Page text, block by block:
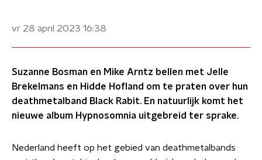
vr 28 april 2023 16:38
Suzanne Bosman en Mike Arntz bellen met Jelle
Brekelmans en Hidde Hofland om te praten over hun
deathmetalband Black Rabit. En natuurlijk komt het
nieuwe album Hypnosomnia uitgebreid ter sprake.
Nederland heeft op het gebied van deathmetalbands